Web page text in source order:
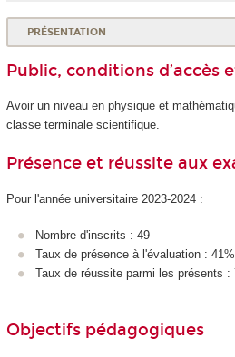
PRÉSENTATION
Public, conditions d’accès
Avoir un niveau en physique et
classe terminale scientifique.
Présence et réussite aux
Pour l'année universitaire 2023-2024 :
Nombre d'inscrits : 49
Taux de présence à l'évaluation : 41%
Taux de réussite parmi les présents :
Objectifs pédagogiques